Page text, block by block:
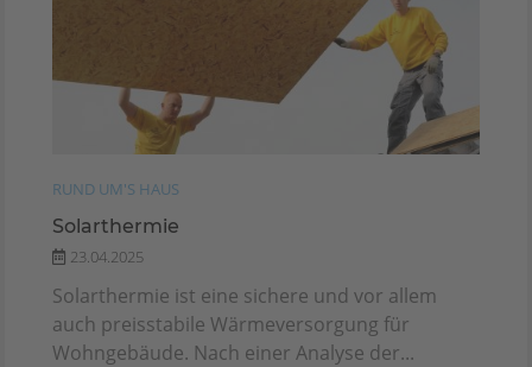
RUND UM'S HAUS
Solarthermie
23.04.2025
Solarthermie ist eine sichere und vor allem
auch preisstabile Wärmeversorgung für
Wohngebäude. Nach einer Analyse der...